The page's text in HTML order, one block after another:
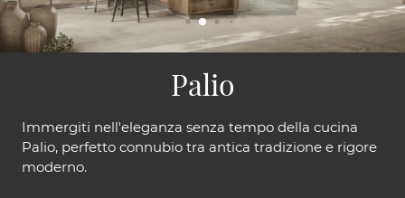
Palio
Immergiti nell'eleganza senza tempo della cucina
Palio, perfetto connubio tra antica tradizione e rigore
moderno.